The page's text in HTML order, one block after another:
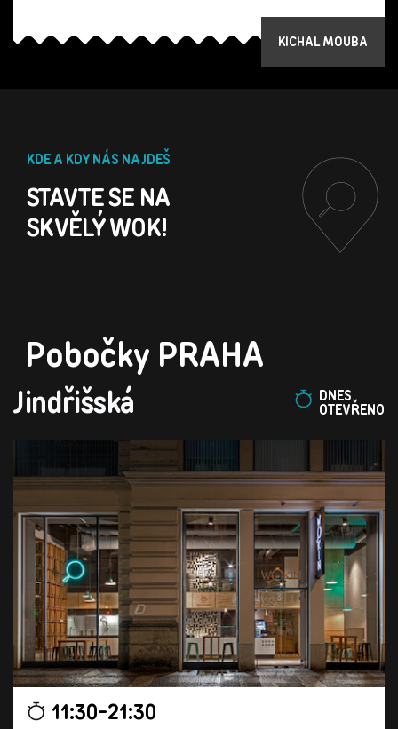
KICHAL MOUBA
KDE A KDY NÁS NAJDEŠ
STAVTE SE NA
SKVĚLÝ WOK!
Pobočky PRAHA
Jindřišská DNES
OTEVŘENO
11:30-21:30